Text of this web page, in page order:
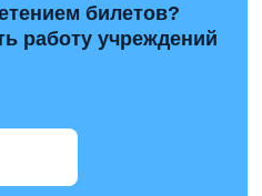
билетов?
работу учреждений